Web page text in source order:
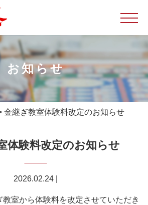
お知らせ
金継ぎ教室体験料改定のお知らせ
体験料改定のお知らせ
2026.02.24
教室から体験料を改定させていただき